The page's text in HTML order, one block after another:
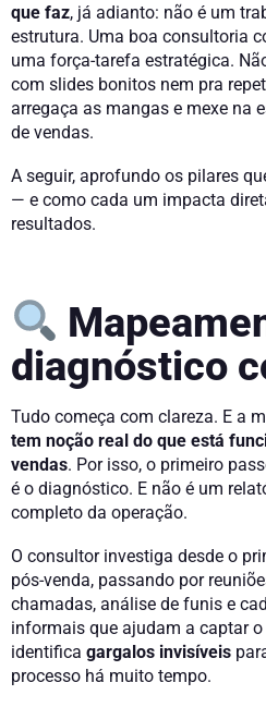
que faz, já adianto: não é um
estrutura. Uma boa consultoria
uma força-tarefa estratégica.
com slides bonitos nem pra
arregaça as mangas e mexe na
de vendas.
A seguir, aprofundo os pilares
— e como cada um impacta
resultados.
diagnóstico
Tudo começa com clareza. E a
tem noção real do que está
vendas. Por isso, o primeiro
é o diagnóstico. E não é um
completo da operação.
O consultor investiga desde o
pós-venda, passando por
chamadas, análise de funis e
informais que ajudam a captar
identifica gargalos invisíveis
processo há muito tempo.